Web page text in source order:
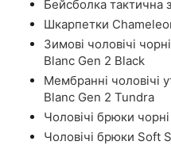
Бейсболка тактична
Шкарпетки
Зимові чоловічі
Blanc Gen 2 Black
Мембранні чоловічі
Blanc Gen 2 Tundra
Чоловічі брюки
Чоловічі брюки Soft